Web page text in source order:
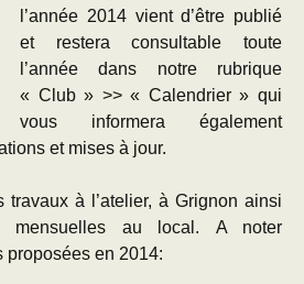
l’année 2014 vient d’être publié
et restera consultable toute
l’année dans notre rubrique
« Club » >> « Calendrier » qui
vous informera également
et mises à jour.
travaux à l’atelier, à Grignon ainsi
mensuelles au local. A noter
proposées en 2014: